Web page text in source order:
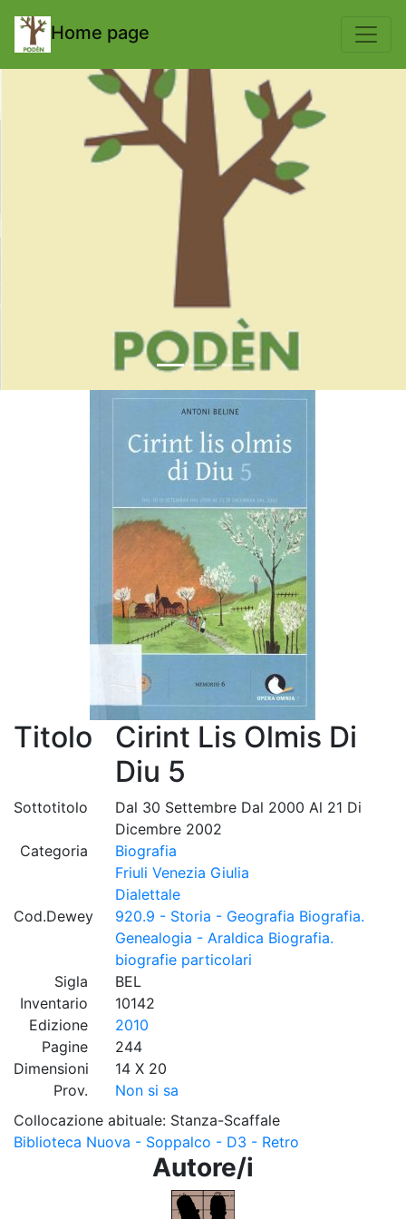
Home page
Titolo
Cirint Lis Olmis Di
Diu 5
Sottotitolo
Dal 30 Settembre Dal 2000 Al 21 Di
Dicembre 2002
Categoria
Biografia
Friuli Venezia Giulia
Dialettale
Cod.Dewey
920.9 - Storia - Geografia Biografia.
Genealogia - Araldica Biografia.
biografie particolari
Sigla
BEL
Inventario
10142
Edizione
2010
Pagine
244
Dimensioni
14 X 20
Prov.
Non si sa
Collocazione abituale: Stanza-Scaffale
Biblioteca Nuova - Soppalco - D3 - Retro
Autore/i